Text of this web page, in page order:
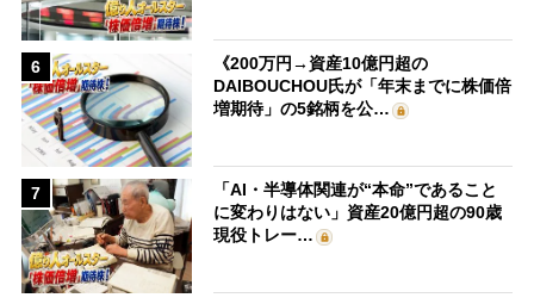
6
《200万円→資産10億円超の
DAIBOUCHOU氏が「年末までに株価倍
増期待」の5銘柄を公…
7
「AI・半導体関連が“本命”であること
に変わりはない」資産20億円超の90歳
現役トレー…